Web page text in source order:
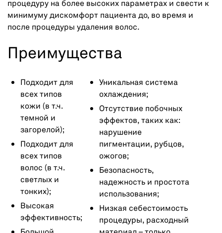
процедуру на более высоких параметрах и свести к
минимуму дискомфорт пациента до, во время и
после процедуры удаления волос.
Преимущества
Подходит для
всех типов
кожи (в т.ч.
темной и
загорелой);
Подходит для
всех типов
волос (в т.ч.
светлых и
тонких);
Высокая
эффективность;
Уникальная система
охлаждения;
Отсутствие побочных
эффектов, таких как:
нарушение
пигментации, рубцов,
ожогов;
Безопасность,
надежность и простота
использования;
Низкая себестоимость
процедуры, расходный